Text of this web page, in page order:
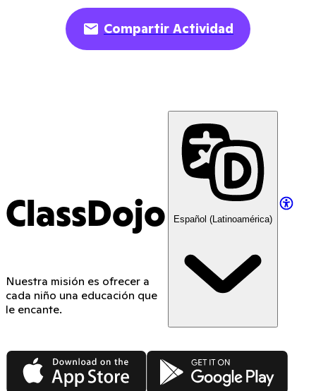
Compartir Actividad
ClassDojo
Nuestra misión es ofrecer a
cada niño una educación que
le encante.
Español (Latinoamérica)
App Store Google Play